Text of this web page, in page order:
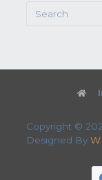
Search
Copyright ©
Designed By